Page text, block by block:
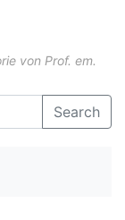
von Prof. em.
Search